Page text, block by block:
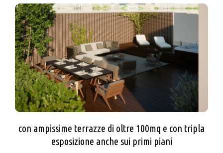
con ampissime terrazze di oltre 100mq e con tripla
esposizione anche sui primi piani